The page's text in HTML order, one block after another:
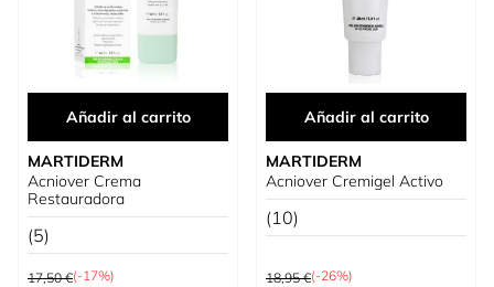
Añadir al carrito
MARTIDERM
Acniover Crema
Restauradora
(5)
Precio habitual
17,50 €(-17%)
Añadir al carrito
MARTIDERM
Acniover Cremigel Activo
(10)
Precio habitual
18,95 €(-26%)